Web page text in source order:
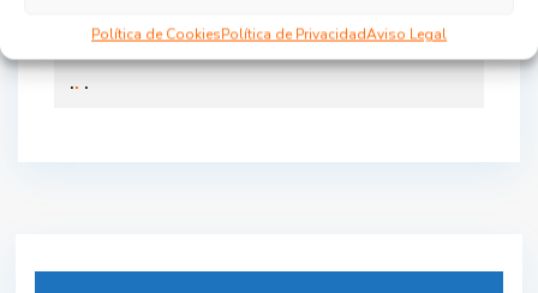
Política de CookiesPolítica de PrivacidadAviso Legal
Agent Reviews
.. .